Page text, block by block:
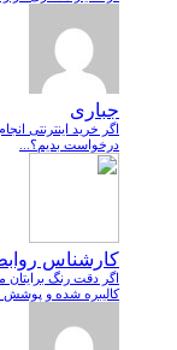
جباری
اگر خرید اینترنتی
درخواست بدیم؟...
کارشناس
کالیبره شده و پوشش